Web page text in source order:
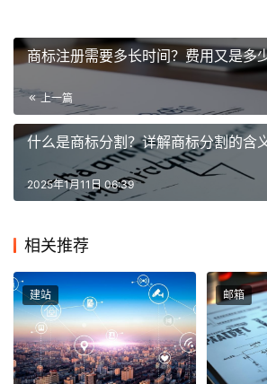
商标注册需要多长时间？费用又是多
上一篇
什么是商标分割？详解商标分割的含
2025年1月11日 06:39
相关推荐
建站 邮箱